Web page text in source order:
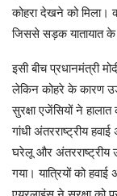
कोहरा देखने को मिला।
जिससे सड़क यातायात के
इसी बीच प्रधानमंत्री
लेकिन कोहरे के कारण
सुरक्षा एजेंसियों ने
गांधी अंतरराष्ट्रीय
घरेलू और अंतरराष्ट्रीय
गया। यात्रियों को